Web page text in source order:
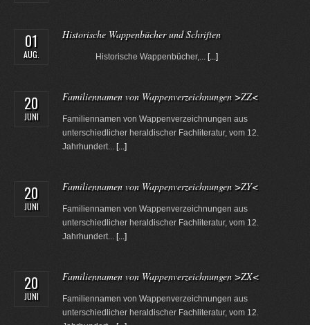
01
AUG.
Historische Wappenbücher und Schriften
Historische Wappenbücher,... [...]
20
JUNI
Familiennamen von Wappenverzeichnungen >ZZ<
Familiennamen von Wappenverzeichnungen aus
unterschiedlicher heraldischer Fachliteratur, vom 12.
Jahrhundert... [...]
20
JUNI
Familiennamen von Wappenverzeichnungen >ZY<
Familiennamen von Wappenverzeichnungen aus
unterschiedlicher heraldischer Fachliteratur, vom 12.
Jahrhundert... [...]
20
JUNI
Familiennamen von Wappenverzeichnungen >ZX<
Familiennamen von Wappenverzeichnungen aus
unterschiedlicher heraldischer Fachliteratur, vom 12.